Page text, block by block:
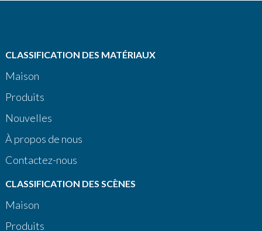
CLASSIFICATION DES MATÉRIAUX
Maison
Produits
Nouvelles
À propos de nous
Contactez-nous
CLASSIFICATION DES SCÈNES
Maison
Produits